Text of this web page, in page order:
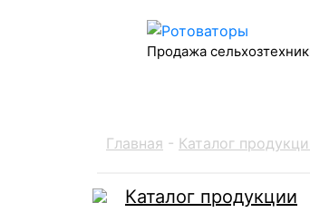
Продажа
Главная - Каталог
Каталог продукции